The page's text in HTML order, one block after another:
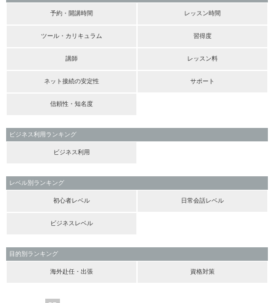
予約・開講時間 レッスン時間
ツール・カリキュラム 習得度
講師 レッスン料
ネット接続の安定性 サポート
信頼性・知名度
ビジネス利用ランキング
ビジネス利用
レベル別ランキング
初心者レベル 日常会話レベル
ビジネスレベル
目的別ランキング
海外赴任・出張 資格対策